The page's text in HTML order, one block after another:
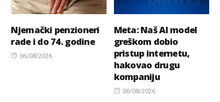
Njemački penzioneri
rade i do 74. godine
Posted
06/08/2026
Meta: Naš AI model
greškom dobio
pristup internetu,
hakovao drugu
kompaniju
Posted
06/08/2026